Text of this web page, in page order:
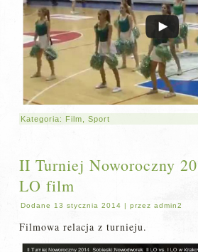
Kategoria: Film ,Sport
II Turniej Noworoczny
LO film
Dodane 13 stycznia 2014 |przez admin2
Filmowa relacja z turnieju.